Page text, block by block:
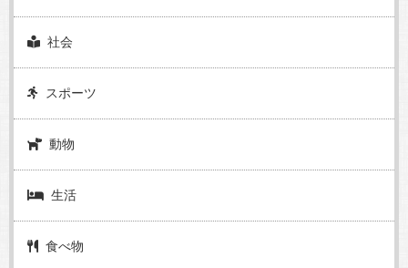
社会
スポーツ
動物
生活
食べ物